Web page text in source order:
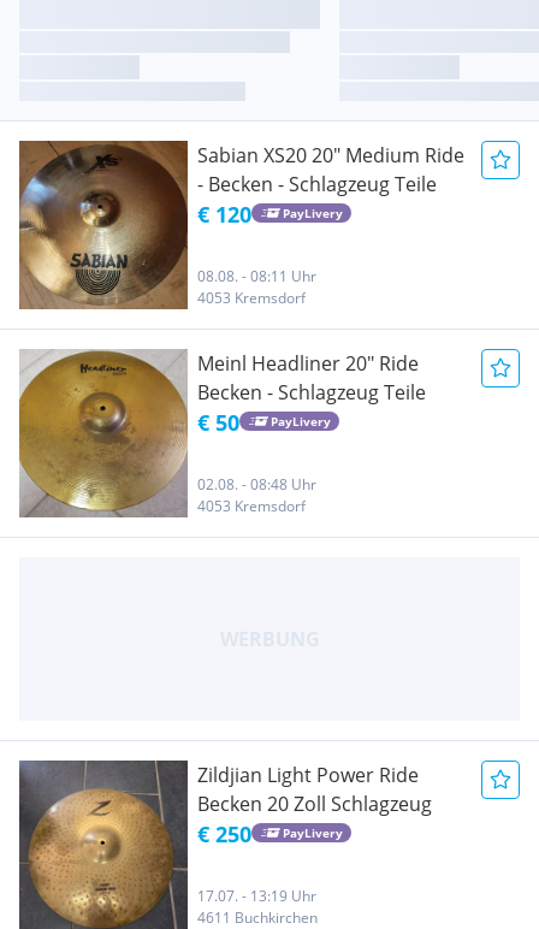
Sabian XS20 20" Medium Ride
- Becken - Schlagzeug Teile
€ 120 PayLivery
08.08. - 08:11 Uhr
4053 Kremsdorf
Meinl Headliner 20" Ride
Becken - Schlagzeug Teile
€ 50 PayLivery
02.08. - 08:48 Uhr
4053 Kremsdorf
Zildjian Light Power Ride
Becken 20 Zoll Schlagzeug
€ 250 PayLivery
17.07. - 13:19 Uhr
4611 Buchkirchen